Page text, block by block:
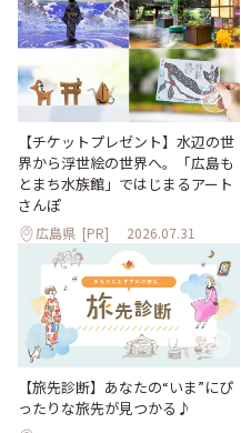
【チケットプレゼント】水辺の世
界から浮世絵の世界へ。「広島も
とまち水族館」ではじまるアート
さんぽ
広島県 [PR] 2026.07.31
【旅先診断】あなたの“いま”にぴ
ったりな旅先が見つかる♪